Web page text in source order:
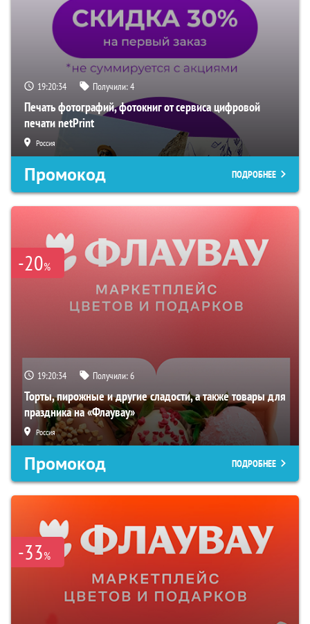
19:20:33 Получили:4
Печать фотографий, фотокниг от сервиса цифровой
печати netPrint
Россия
Промокод ПОДРОБНЕЕ
-20%
19:20:33 Получили:6
Торты, пирожные и другие сладости, а также товары для
праздника на «Флаувау»
Россия
Промокод ПОДРОБНЕЕ
-33%